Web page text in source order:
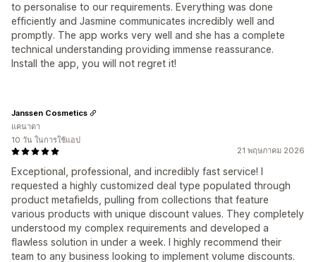
to personalise to our requirements. Everything was done
efficiently and Jasmine communicates incredibly well and
promptly. The app works very well and she has a complete
technical understanding providing immense reassurance.
Install the app, you will not regret it!
21 พฤษภาคม 2026
Exceptional, professional, and incredibly fast service! I
requested a highly customized deal type populated through
product metafields, pulling from collections that feature
various products with unique discount values. They completely
understood my complex requirements and developed a
flawless solution in under a week. I highly recommend their
team to any business looking to implement volume discounts.
Janssen Cosmetics
แคนาดา
10 วัน ในการใช้แอป